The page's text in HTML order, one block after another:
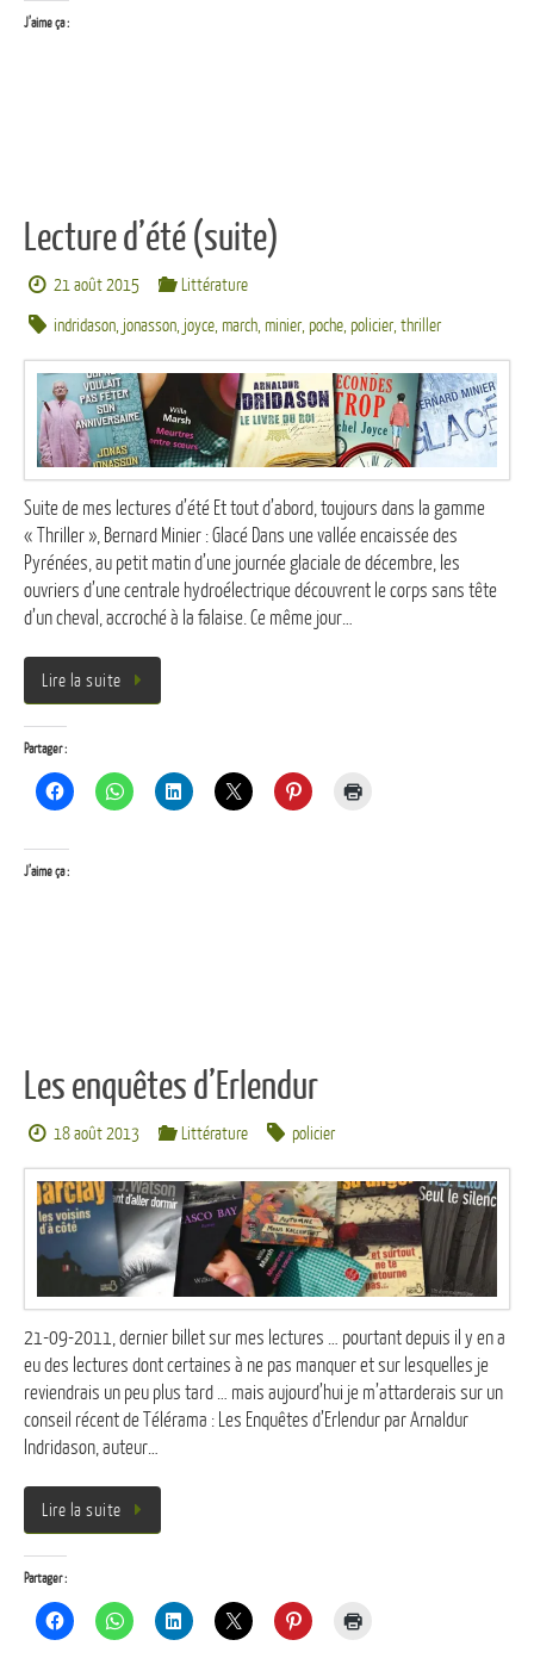
J’aime ça :
Lecture d’été (suite)
21 août 2015
Littérature
indridason, jonasson, joyce, march, minier, poche, policier,thriller
Suite de mes lectures d’été Et tout d’abord, toujours dans la gamme
« Thriller », Bernard Minier : Glacé Dans une vallée encaissée des
Pyrénées, au petit matin d’une journée glaciale de décembre, les
ouvriers d’une centrale hydroélectrique découvrent le corps sans tête
d’un cheval, accroché à la falaise. Ce même jour…
Lire la suite
Partager :
J’aime ça :
Les enquêtes d’Erlendur
18 août 2013 Littérature policier
21-09-2011, dernier billet sur mes lectures … pourtant depuis il y en a
eu des lectures dont certaines à ne pas manquer et sur lesquelles je
reviendrais un peu plus tard … mais aujourd’hui je m’attarderais sur un
conseil récent de Télérama : Les Enquêtes d’Erlendur par Arnaldur
Indridason, auteur…
Lire la suite
Partager :